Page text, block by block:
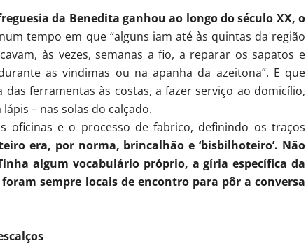
da Benedita ganhou ao longo do século XX, o
tempo em que “alguns iam até às quintas da região
às vezes, semanas a fio, a reparar os sapatos e
as vindimas ou na apanha da azeitona”. E que
das ferramentas às costas, a fazer serviço ao domicílio,
– nas solas do calçado.
oficinas e o processo de fabrico, definindo os traços
era, por norma, brincalhão e ‘bisbilhoteiro’. Não
algum vocabulário próprio, a gíria específica da
sempre locais de encontro para pôr a conversa